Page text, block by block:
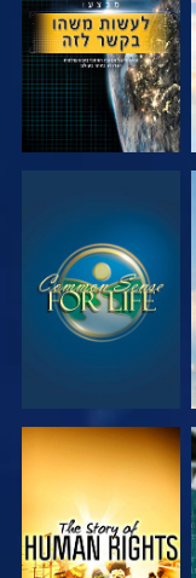
צפה
צפה